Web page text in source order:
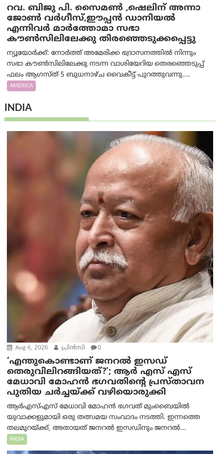
റവ. ബിജു പി. സൈമൺ ,ഷെലിന് അന്നാ
ജോൺ വർഗീസ്,ഈപ്പൻ ഡാനിയൽ
എന്നിവർ മാർത്തോമാ സഭാ
കൗൺസിലിലേക്കു തിരഞ്ഞെടുക്കപ്പെട്ടു
ന്യൂയോർക്ക്: നോർത്ത് അമേരിക്ക ഭദ്രാസനത്തിൽ നിന്നും
സഭാ കൗൺസിലിലേക്കു നടന്ന വാശിയേറിയ തെരഞ്ഞെടുപ്പ്
ഫലം ആഗസ്ത് 5 ബുധനാഴ്ച വൈകീട്ട് പുറത്തുവന്നു....
AMERICA
INDIA
Aug 6, 2026 പ്രിന്‍സി 0
‘എന്തുകൊണ്ടാണ് ജനറൽ ഇസഡ്
തെരുവിലിറങ്ങിയത്?’; ആര്‍ എസ് എസ്
മേധാവി മോഹൻ ഭഗവതിന്റെ പ്രസ്താവന
പുതിയ ചര്‍ച്ചയ്ക്ക് വഴിയൊരുക്കി
ആർ‌എസ്‌എസ് മേധാവി മോഹൻ ഭഗവത് മുംബൈയിൽ
യുവാക്കളുമായി ഒരു തത്സമയ സംവാദം നടത്തി. ഇന്നത്തെ
തലമുറയ്ക്ക്, അതായത് ജനറൽ ഇസഡിനും ജനറൽ...
INDIA